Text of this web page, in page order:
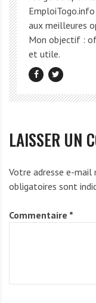
aux meilleures
Mon objectif :
et utile.
LAISSER UN
Votre adresse e-mail
obligatoires sont
Commentaire *